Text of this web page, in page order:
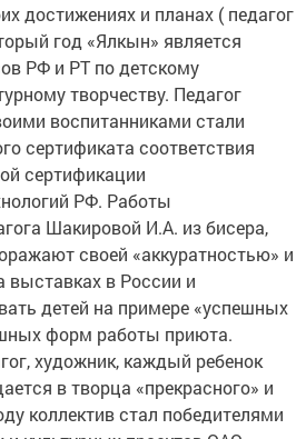
достижениях и планах ( педагог
год «Ялкын» является
РФ и РТ по детскому
творчеству. Педагог
воспитанниками стали
сертификата соответствия
сертификации
РФ. Работы
Шакировой И.А. из бисера,
своей «аккуратностью» и
выставках в России и
детей на примере «успешных
форм работы приюта.
художник, каждый ребенок
в творца «прекрасного» и
коллектив стал победителями